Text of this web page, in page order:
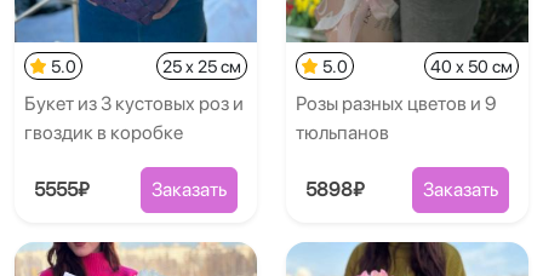
5.0 25 x 25 см
Букет из 3 кустовых роз и
гвоздик в коробке
5555₽ Заказать
5.0 40 x 50 см
Розы разных цветов и 9
тюльпанов
5898₽ Заказать